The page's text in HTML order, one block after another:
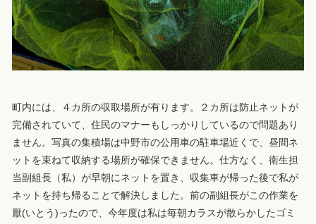
町内には、４カ所の収取場所が有ります。２カ所は防止ネットが
完備されていて、住民のマナーもしっかりしているので問題あり
ません。写真の集積場は中野市の公用車の駐車場近くで、昼間ネ
ットを束ねて収納する場所が確保できません。仕方なく、衛生担
当副組長（私）が早朝にネットを置き、収集車が帰った後で私が
ネットを持ち帰ることで解決しました。前の副組長がこの作業を
厭(いとう)ったので、今年度は私は毎朝カラスが散らかしたゴミ